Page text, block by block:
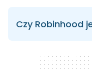
Czy Robinhood
300 x 250